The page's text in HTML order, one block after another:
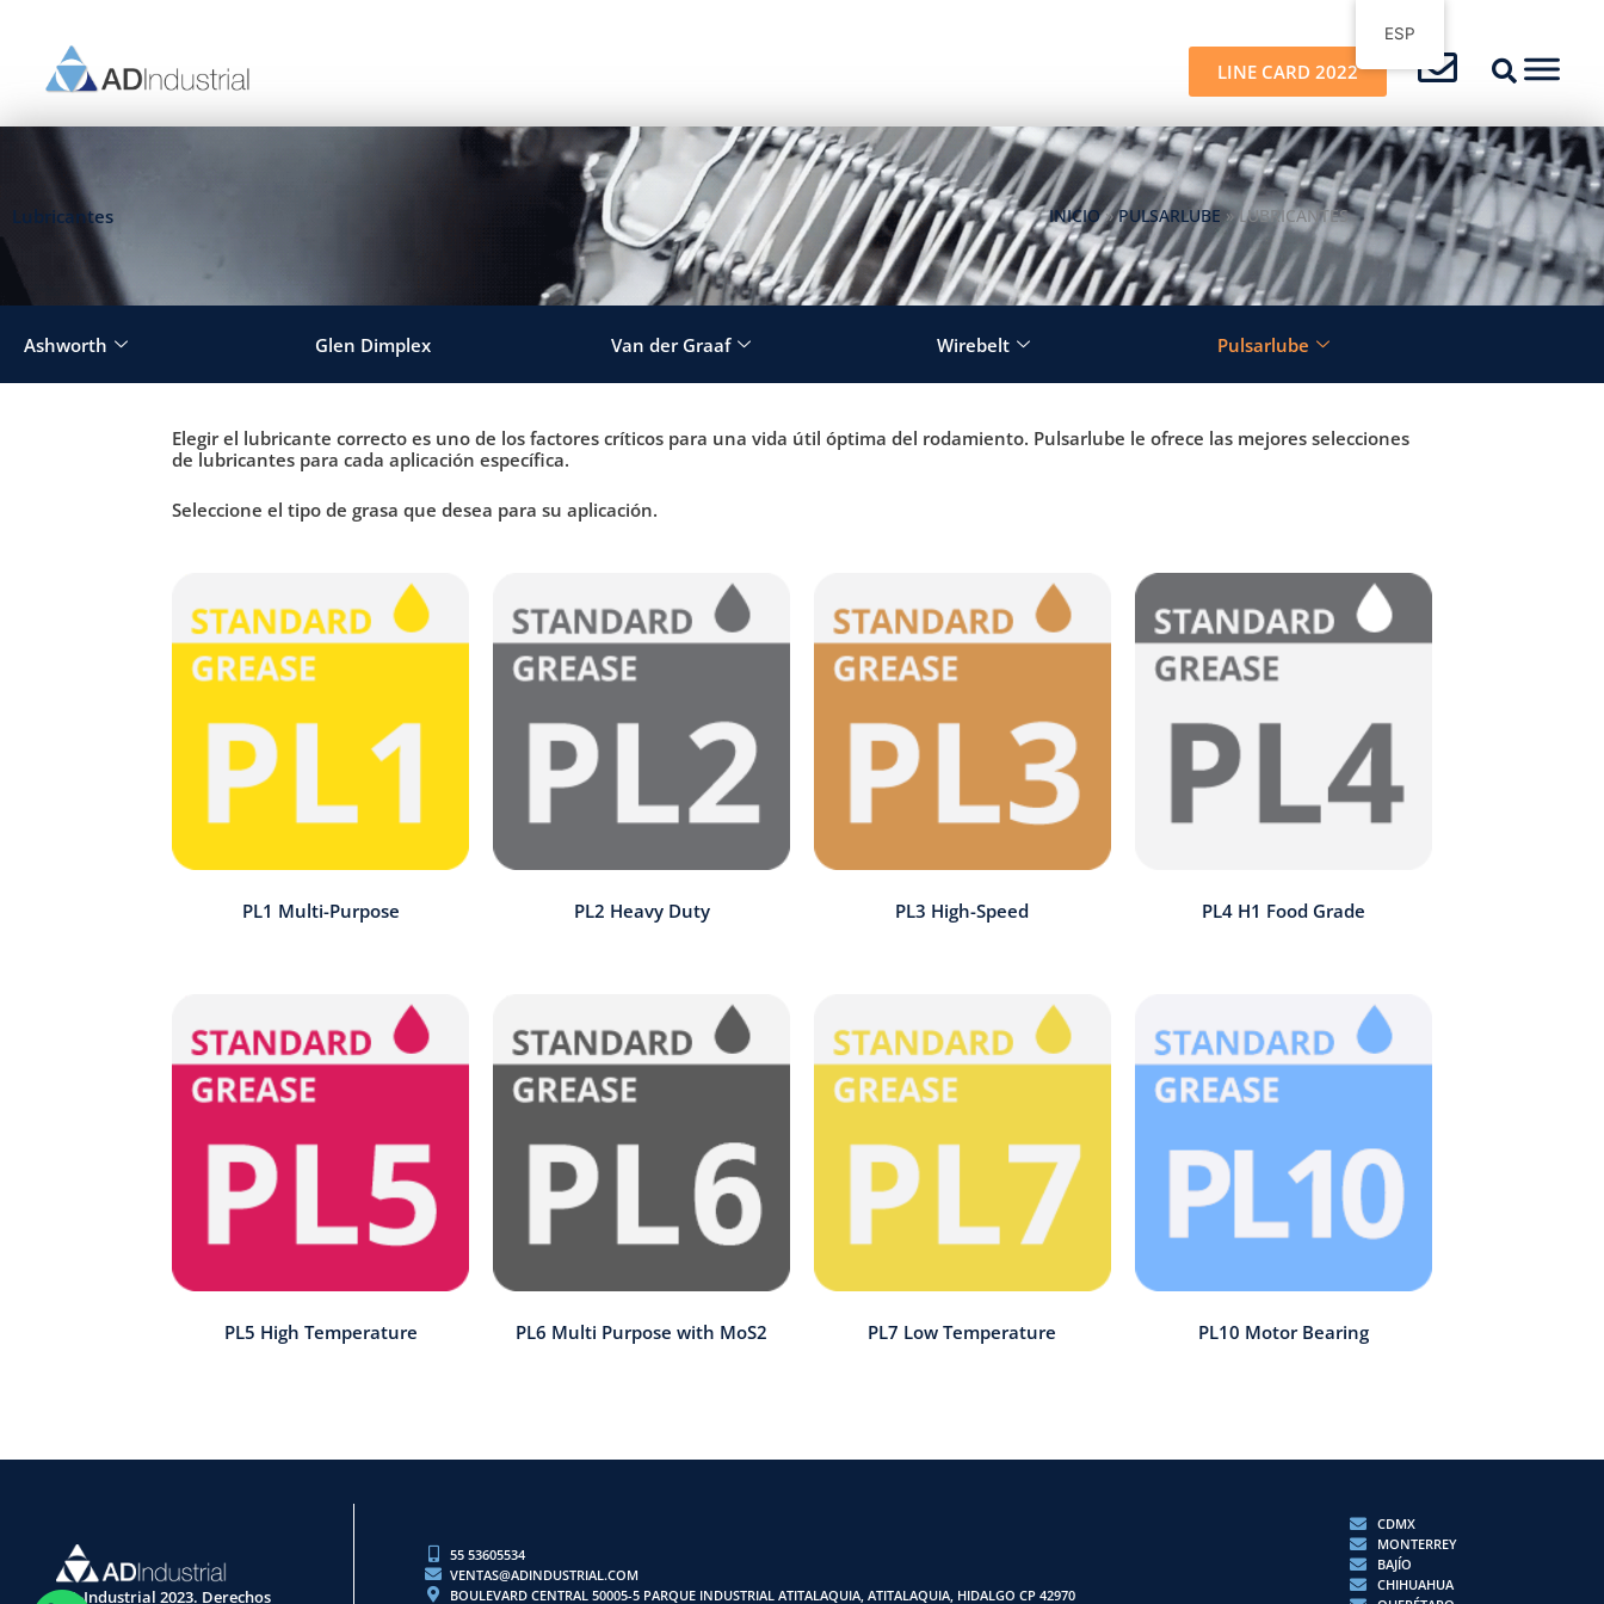
contenido
LINE CARD 2022
Lubricantes INICIO»PULSARLUBE »LUBRICANTES
Ashworth Glen Dimplex Van der Graaf Wirebelt Pulsarlube
Elegir el lubricante correcto es uno de los factores críticos para una vida útil óptima del rodamiento. Pulsarlube le ofrece las mejores selecciones
de lubricantes para cada aplicación específica.
Seleccione el tipo de grasa que desea para su aplicación.
PL1 Multi-Purpose PL2 Heavy Duty PL3 High-Speed PL4 H1 Food Grade
PL5 High Temperature PL6 Multi Purpose with MoS2 PL7 Low Temperature PL10 Motor Bearing
AD-Industrial 2023. Derechos
55 53605534
VENTAS@ADINDUSTRIAL.COM
BOULEVARD CENTRAL 50005-5 PARQUE INDUSTRIAL ATITALAQUIA, ATITALAQUIA, HIDALGO CP 42970
CDMX
MONTERREY
BAJÍO
CHIHUAHUA
ESP